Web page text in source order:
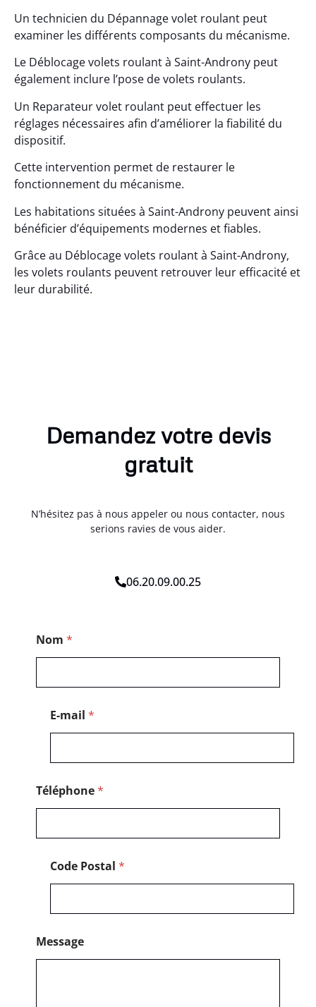
Un technicien du Dépannage volet roulant peut
examiner les différents composants du mécanisme.
Le Déblocage volets roulant à Saint-Androny peut
également inclure l’pose de volets roulants.
Un Reparateur volet roulant peut effectuer les
réglages nécessaires afin d’améliorer la fiabilité du
dispositif.
Cette intervention permet de restaurer le
fonctionnement du mécanisme.
Les habitations situées à Saint-Androny peuvent ainsi
bénéficier d’équipements modernes et fiables.
Grâce au Déblocage volets roulant à Saint-Androny,
les volets roulants peuvent retrouver leur efficacité et
leur durabilité.
Demandez votre devis
gratuit
N’hésitez pas à nous appeler ou nous contacter, nous
serions ravies de vous aider.
06.20.09.00.25
Nom *
E-mail *
Téléphone*
Code Postal *
Message